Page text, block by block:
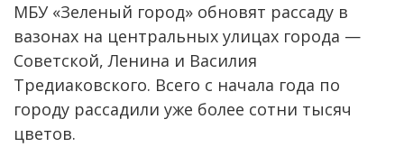
МБУ «Зеленый город» обновят рассаду в
вазонах на центральных улицах города —
Советской, Ленина и Василия
Тредиаковского. Всего с начала года по
городу рассадили уже более сотни тысяч
цветов.